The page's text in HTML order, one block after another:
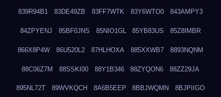
839R94B1 83DE49ZB 83FF7WTK 83Y6WTO0 843AMPY3
84ZPYENJ 85BF0JNS 85NIO1GL 85YB83US 85Z8IMBR
866X8P4W 86U520L2 87HLHOXA 885XXWB7 8893NQNM
88C06Z7M 88SSKI00 88Y1B346 88ZYQON6 88ZZ29JA
895NL72T 89WVKQCH 8A6B5EEP 8BBJWQMN 8BJPIIGO